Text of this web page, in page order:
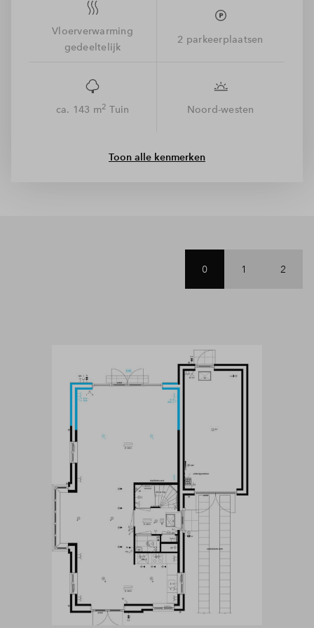
afgesloten techniekruimte.
Alle woningen zijn zeer
energiezuinig en worden voorzien van vloerverwarming op
elke verdieping. De bodemwarmtepomp en zonnepanelen
zijn opgenomen in de getoonde vrij op naam prijs.
Gekozen meerwerk
De aannemer is druk bezig met de voorbereidingen voor de
uitbouw van 2,4 meter. Ook wordt de keuken casco
Vloerverwarming
gedeeltelijk
2 parkeerplaatsen
ca. 143 m2 Tuin Noord-westen
Toon alle kenmerken
0 1 2